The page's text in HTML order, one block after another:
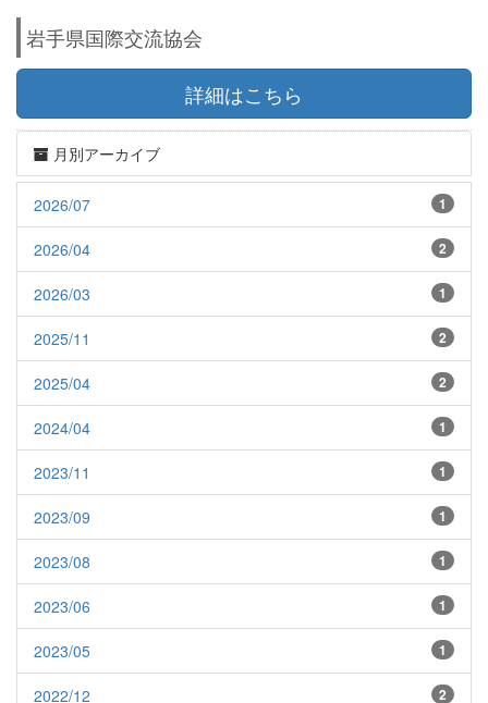
岩手県国際交流協会
詳細はこちら
月別アーカイブ
2026/07 1
2026/04 2
2026/03 1
2025/11 2
2025/04 2
2024/04 1
2023/11 1
2023/09 1
2023/08 1
2023/06 1
2023/05 1
2022/12 2